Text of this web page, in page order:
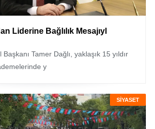
Liderine Bağlılık Mesajıyl
Tamer Dağlı, yaklaşık 15 yıldır
y
SİYASET